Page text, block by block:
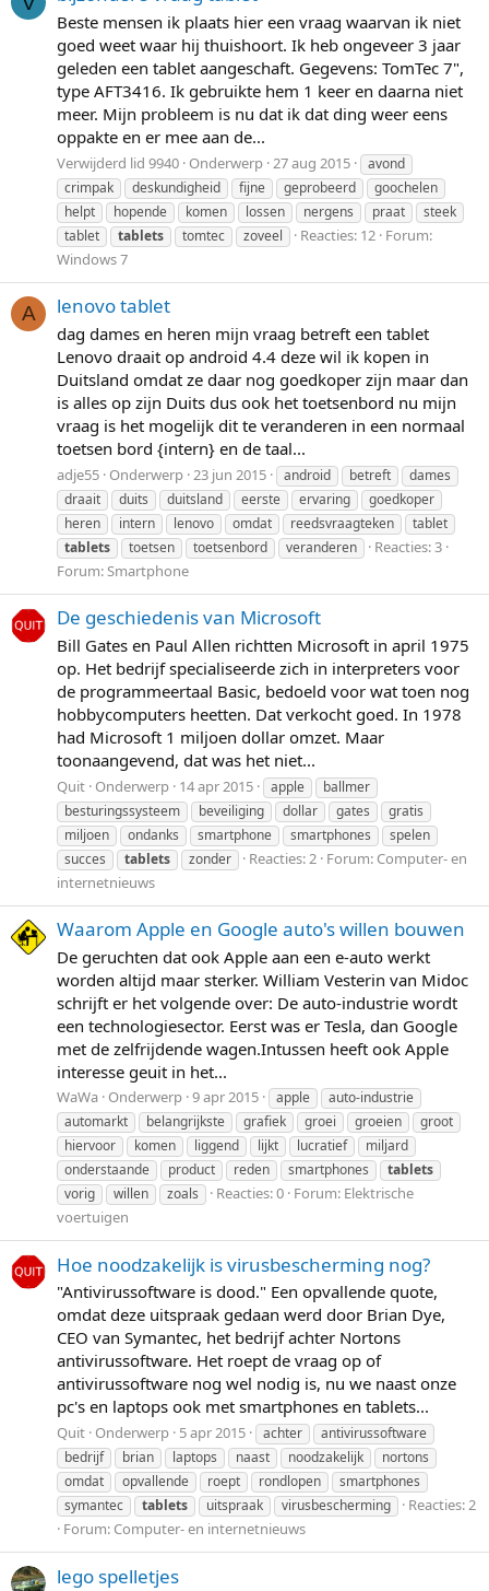
Beste mensen ik plaats hier een vraag waarvan ik niet
goed weet waar hij thuishoort. Ik heb ongeveer 3 jaar
geleden een tablet aangeschaft. Gegevens: TomTec 7",
type AFT3416. Ik gebruikte hem 1 keer en daarna niet
meer. Mijn probleem is nu dat ik dat ding weer eens
oppakte en er mee aan de...
Verwijderd lid 9940 Onderwerp 27 aug 2015
avond
crimpak
deskundigheid fijne geprobeerd
goochelen
helpt
hopende komen lossen nergens praat
steek
tablet
tablets tomtec zoveel Reacties: 12 Forum:
Windows 7
A lenovo tablet
dag dames en heren mijn vraag betreft een tablet
Lenovo draait op android 4.4 deze wil ik kopen in
Duitsland omdat ze daar nog goedkoper zijn maar dan
is alles op zijn Duits dus ook het toetsenbord nu mijn
vraag is het mogelijk dit te veranderen in een normaal
toetsen bord {intern} en de taal...
adje55 Onderwerp 23 jun 2015 android betreft
dames
draait
duits duitsland eerste ervaring
goedkoper
heren
intern lenovo omdat reedsvraagteken
tablet
tablets
toetsen toetsenbord veranderen
Reacties: 3
Forum:Smartphone
De geschiedenis van Microsoft
Bill Gates en Paul Allen richtten Microsoft in april 1975
op. Het bedrijf specialiseerde zich in interpreters voor
de programmeertaal Basic, bedoeld voor wat toen nog
hobbycomputers heetten. Dat verkocht goed. In 1978
had Microsoft 1 miljoen dollar omzet. Maar
toonaangevend, dat was het niet...
Quit Onderwerp 14 apr 2015 apple
ballmer
besturingssysteem
beveiliging dollar gates
gratis
miljoen
ondanks smartphone smartphones
spelen
succes
tablets zonder Reacties: 2 Forum: Computer- en
internetnieuws
Waarom Apple en Google auto's willen bouwen
De geruchten dat ook Apple aan een e-auto werkt
worden altijd maar sterker. William Vesterin van Midoc
schrijft er het volgende over: De auto-industrie wordt
een technologiesector. Eerst was er Tesla, dan Google
met de zelfrijdende wagen.Intussen heeft ook Apple
interesse geuit in het...
WaWa Onderwerp 9 apr 2015 apple
auto-industrie
automarkt
belangrijkste grafiek groei groeien
groot
hiervoor
komen liggend lijkt lucratief
miljard
onderstaande
product reden smartphones
tablets
vorig
willen zoals Reacties: 0 Forum: Elektrische
voertuigen
Hoe noodzakelijk is virusbescherming nog?
"Antivirussoftware is dood." Een opvallende quote,
omdat deze uitspraak gedaan werd door Brian Dye,
CEO van Symantec, het bedrijf achter Nortons
antivirussoftware. Het roept de vraag op of
antivirussoftware nog wel nodig is, nu we naast onze
pc's en laptops ook met smartphones en tablets...
Quit Onderwerp 5 apr 2015 achter
antivirussoftware
bedrijf
brian laptops naast noodzakelijk
nortons
omdat
opvallende roept rondlopen
smartphones
symantec
tablets uitspraak virusbescherming
Reacties: 2
Forum: Computer- en internetnieuws
lego spelletjes